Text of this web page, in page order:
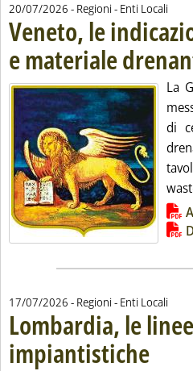
20/07/2026 - Regioni - Enti Locali
Veneto, le
e materiale
La
di
Lista allegati PDF alla
17/07/2026 - Regioni - Enti Locali
Lombardia, le
impiantistiche ..